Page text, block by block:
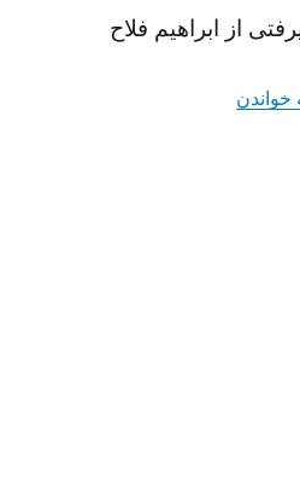
از ابراهیم فلاح
خواندن